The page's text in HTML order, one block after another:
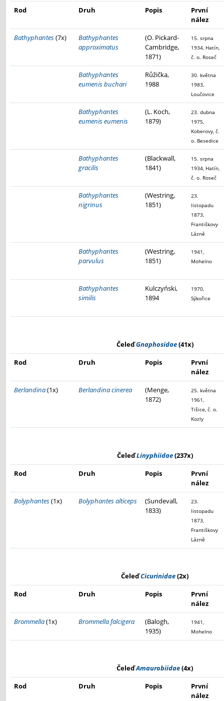
Rod Druh Popis
První
nález
Bathyphantes(7x)
Bathyphantes
approximatus
(O. Pickard-
Cambridge,
1871)
15. srpna
1934, Hatín,
č. o. Roseč
Bathyphantes
eumenis buchari
Růžička,
1988
30. května
1983,
Loučovice
Bathyphantes
eumenis eumenis
(L. Koch,
1879)
23. dubna
1975,
Koberovy, č.
o. Besedice
Bathyphantes
gracilis
(Blackwall,
1841)
15. srpna
1934, Hatín,
č. o. Roseč
Bathyphantes
nigrinus
(Westring,
1851)
23.
listopadu
1873,
Františkovy
Lázně
Bathyphantes
parvulus
(Westring,
1851)
1941,
Mohelno
Bathyphantes
similis
Kulczyński,
1894
1970,
Sýkořice
ČeleďGnaphosidae(41x)
Rod
Druh Popis
První
nález
Berlandina(1x) Berlandina cinerea
(Menge,
1872)
25. května
1961,
Tišice, č. o.
Kozly
ČeleďLinyphiidae(237x)
Rod
Druh Popis
První
nález
Bolyphantes(1x) Bolyphantes alticeps
(Sundevall,
1833)
23.
listopadu
1873,
Františkovy
Lázně
ČeleďCicurinidae(2x)
Rod
Druh Popis
První
nález
Brommella(1x) Brommella falcigera
(Balogh,
1935)
1941,
Mohelno
ČeleďAmaurobiidae(4x)
Rod
Druh Popis
První
nález